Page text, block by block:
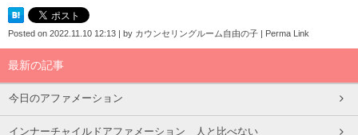
Posted on 2022.11.10 12:13 | by カウンセリングルーム自由の子 | Perma Link
最新の記事
今日のアファメーション
インナーチャイルドアファメーション 人と比べない